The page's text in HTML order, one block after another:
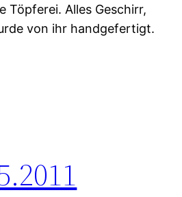
Töpferei. Alles Geschirr,
von ihr handgefertigt.